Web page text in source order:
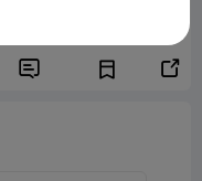
 